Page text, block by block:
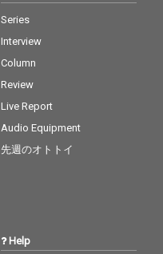
Series
Interview
Column
Review
Live Report
Audio Equipment
先週のオトトイ
Help